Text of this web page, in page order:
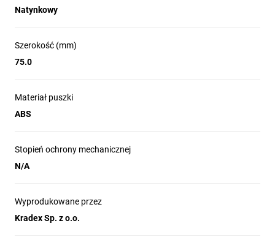
Natynkowy
Szerokość (mm)
75.0
Materiał puszki
ABS
Stopień ochrony mechanicznej
N/A
Wyprodukowane przez
Kradex Sp. z o.o.